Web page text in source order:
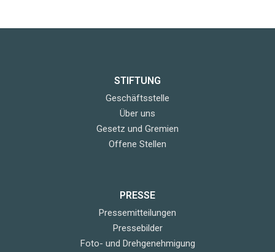
STIFTUNG
Geschäftsstelle
Über uns
Gesetz und Gremien
Offene Stellen
PRESSE
Pressemitteilungen
Pressebilder
Foto- und Drehgenehmigung